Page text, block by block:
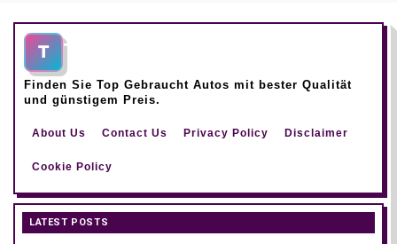
T Top Gebraucht Autos
Finden Sie Top Gebraucht Autos mit bester Qualität
und günstigem Preis.
About Us Contact Us Privacy Policy Disclaimer
Cookie Policy
LATEST POSTS